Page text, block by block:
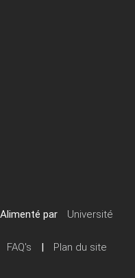
par
Université
FAQ's | Plan du site